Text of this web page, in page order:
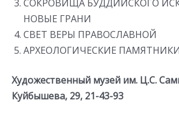
СОКРОВИЩА БУДДИЙСКОГО
НОВЫЕ ГРАНИ
СВЕТ ВЕРЫ ПРАВОСЛАВНОЙ
АРХЕОЛОГИЧЕСКИЕ
Художественный музей им. Ц.С.
Куйбышева, 29, 21-43-93